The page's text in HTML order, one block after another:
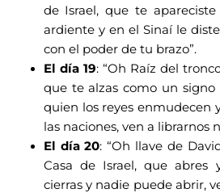
de Israel, que te
ardiente y en el Sinaí le
con el poder de tu brazo”.
El día 19: “Oh Raíz del
que te alzas como un signo
quien los reyes enmudecen
las naciones, ven a librarnos
El día 20: “Oh llave de
Casa de Israel, que abres
cierras y nadie puede abrir,